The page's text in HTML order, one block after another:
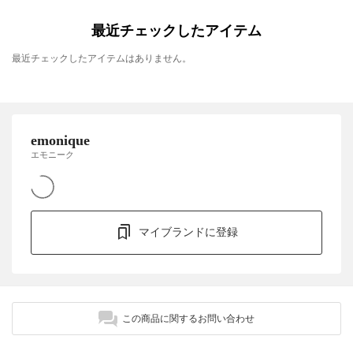
最近チェックしたアイテム
最近チェックしたアイテムはありません。
emonique
エモニーク
マイブランドに登録
この商品に関するお問い合わせ